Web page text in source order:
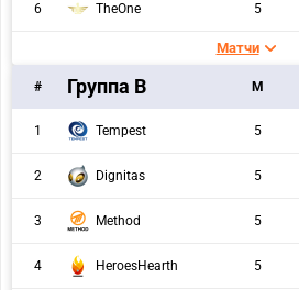
6 TheOne 5
Матчи
# Группа B M
1 Tempest 5
2 Dignitas 5
3 Method 5
4 HeroesHearth 5